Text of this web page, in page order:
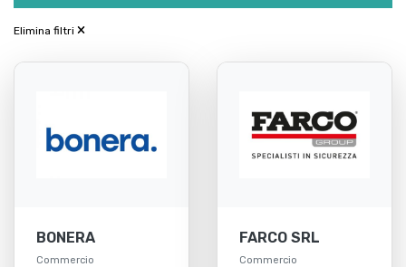
Elimina filtri
BONERA
Commercio
FARCO SRL
Commercio